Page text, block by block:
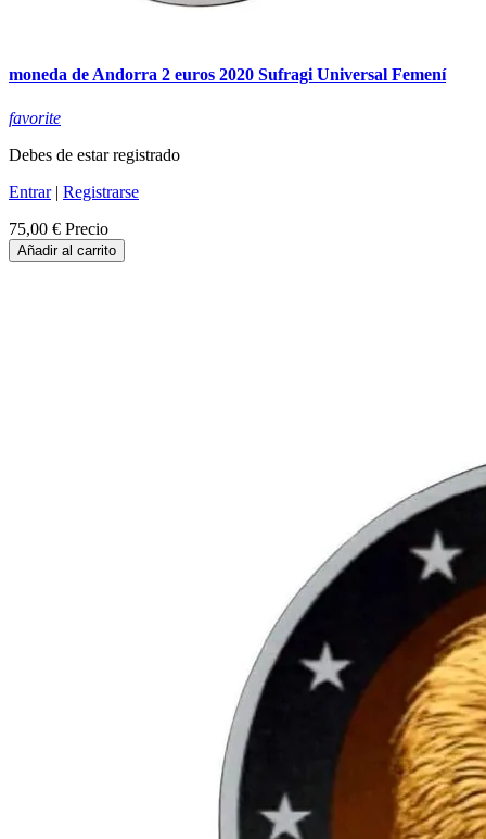
moneda de Andorra 2 euros 2020 Sufragi Universal Femení
favorite
Debes de estar registrado
Entrar| Registrarse
75,00 € Precio
Añadir al carrito